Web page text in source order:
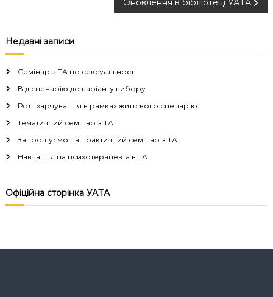
в
і
г
а
ц
я
Недавні записи
Семінар з ТА по сексуальності
Від сценарію до варіанту вибору
Ролі харчування в рамках життєвого сценарію
Тематичний семінар з ТА
Запрошуємо на практичний семінар з ТА
Навчання на психотерапевта в ТА
Офіційна сторінка УАТА